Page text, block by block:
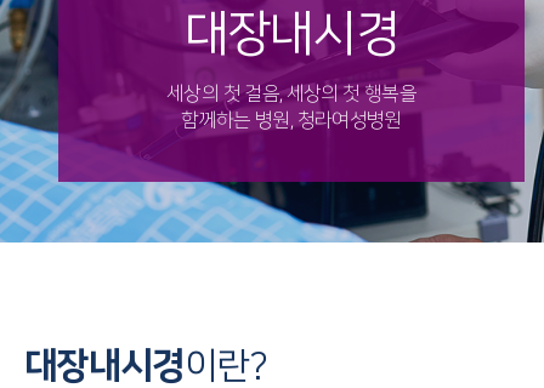
대장내시경
세상의 첫 걸음, 세상의 첫 행복을
함께하는 병원, 청라여성병원
대장내시경이란?